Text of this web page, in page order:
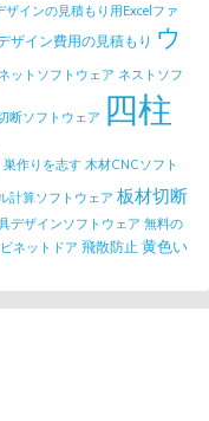
ザインの見積もり用Excelファ
ザイン費用の見積もり ウ
ットソフトウェア ネストソフ
断ソフトウェア 四柱
巣作りを志す 木材CNCソフト
計算ソフトウェア 板材切断
デザインソフトウェア 無料の
ネットドア 飛散防止 黄色い